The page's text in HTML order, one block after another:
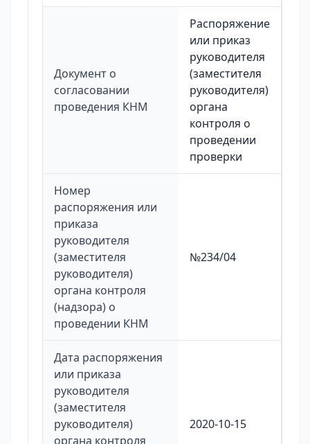
Документ о
согласовании
проведения КНМ
Распоряжение
или приказ
руководителя
(заместителя
руководителя)
органа
контроля о
проведении
проверки
Номер
распоряжения или
приказа
руководителя
(заместителя
руководителя)
органа контроля
(надзора) о
проведении КНМ
№234/04
Дата распоряжения
или приказа
руководителя
(заместителя
руководителя)
органа контроля
2020-10-15